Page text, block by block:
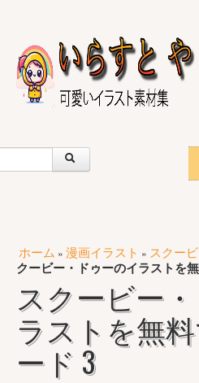
ホーム » 漫画イラスト » スクー
クービー・ドゥーのイラストを
スクービー
ラストを無
ード 3